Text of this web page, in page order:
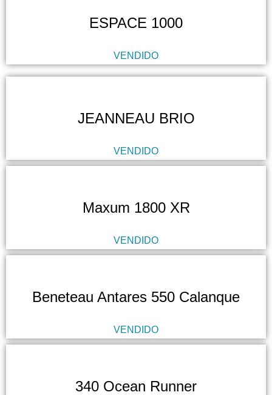
ESPACE 1000
VENDIDO
JEANNEAU BRIO
VENDIDO
Maxum 1800 XR
VENDIDO
Beneteau Antares 550 Calanque
VENDIDO
340 Ocean Runner